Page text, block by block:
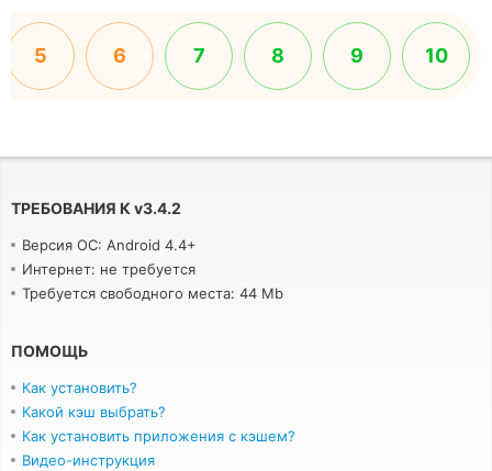
5 6 7 8 9 10
ТРЕБОВАНИЯ К v3.4.2
Версия ОС: Android 4.4+
Интернет: не требуется
Требуется свободного места: 44 Mb
ПОМОЩЬ
Как установить?
Какой кэш выбрать?
Как установить приложения с кэшем?
Видео-инструкция